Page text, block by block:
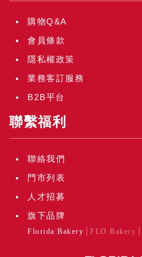
購物Q&A
會員條款
隱私權政策
業務客訂服務
B2B平台
聯繫福利
聯絡我們
門市列表
人才招募
旗下品牌
Florida Bakery FLO Bakery